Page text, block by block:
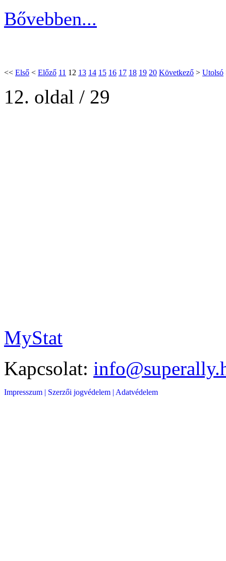
Bővebben...
<< Első < Előző 11 12 13 14 15 16 17 18 19 20 Következő > Utolsó
12. oldal / 29
MyStat
Kapcsolat:
Impresszum | Szerzői jogvédelem | Adatvédelem